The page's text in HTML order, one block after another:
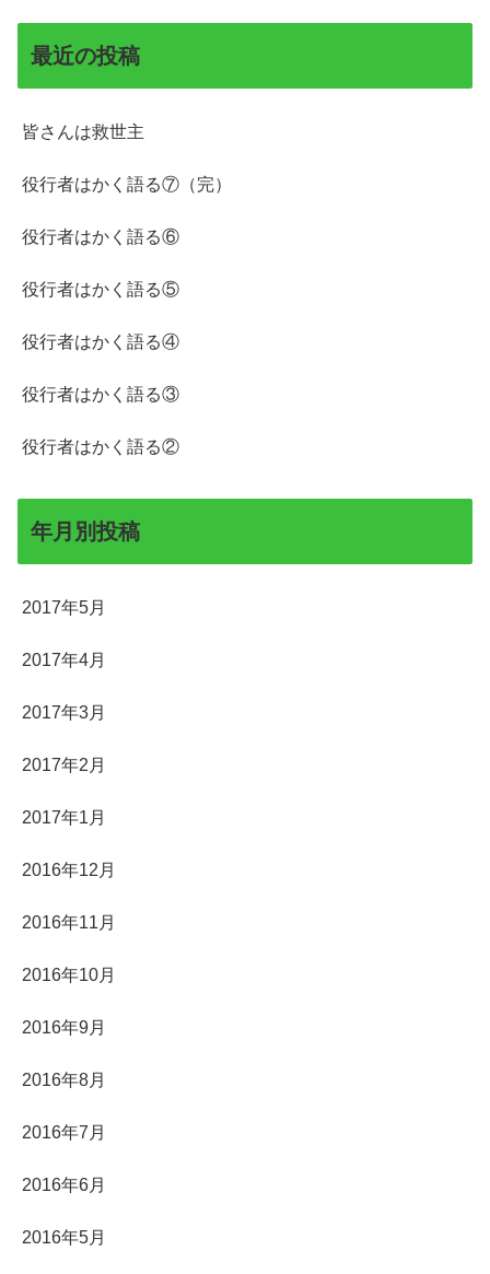
最近の投稿
皆さんは救世主
役行者はかく語る⑦（完）
役行者はかく語る⑥
役行者はかく語る⑤
役行者はかく語る④
役行者はかく語る③
役行者はかく語る②
年月別投稿
2017年5月
2017年4月
2017年3月
2017年2月
2017年1月
2016年12月
2016年11月
2016年10月
2016年9月
2016年8月
2016年7月
2016年6月
2016年5月